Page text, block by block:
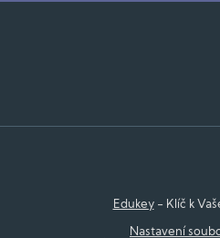
Nastavení
Edukey- Klíč k